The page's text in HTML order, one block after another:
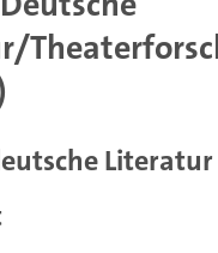
Literatur